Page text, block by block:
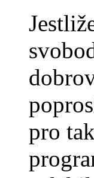
pro